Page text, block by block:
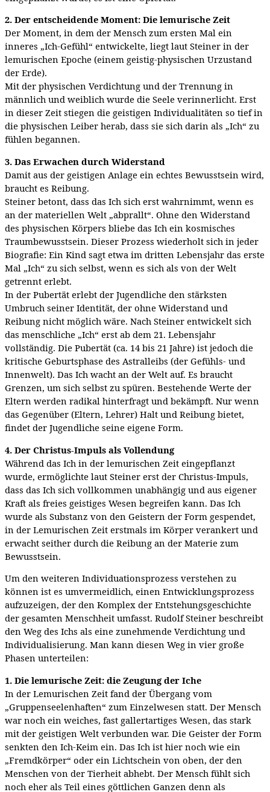
2. Der entscheidende Moment: Die lemurische Zeit
Der Moment, in dem der Mensch zum ersten Mal ein
inneres „Ich-Gefühl“ entwickelte, liegt laut Steiner in der
lemurischen Epoche (einem geistig-physischen Urzustand
der Erde).
Mit der physischen Verdichtung und der Trennung in
männlich und weiblich wurde die Seele verinnerlicht. Erst
in dieser Zeit stiegen die geistigen Individualitäten so tief in
die physischen Leiber herab, dass sie sich darin als „Ich“ zu
fühlen begannen.
3. Das Erwachen durch Widerstand
Damit aus der geistigen Anlage ein echtes Bewusstsein wird,
braucht es Reibung.
Steiner betont, dass das Ich sich erst wahrnimmt, wenn es
an der materiellen Welt „abprallt“. Ohne den Widerstand
des physischen Körpers bliebe das Ich ein kosmisches
Traumbewusstsein. Dieser Prozess wiederholt sich in jeder
Biografie: Ein Kind sagt etwa im dritten Lebensjahr das erste
Mal „Ich“ zu sich selbst, wenn es sich als von der Welt
getrennt erlebt.
In der Pubertät erlebt der Jugendliche den stärksten
Umbruch seiner Identität, der ohne Widerstand und
Reibung nicht möglich wäre. Nach Steiner entwickelt sich
das menschliche „Ich“ erst ab dem 21. Lebensjahr
vollständig. Die Pubertät (ca. 14 bis 21 Jahre) ist jedoch die
kritische Geburtsphase des Astralleibs (der Gefühls- und
Innenwelt). Das Ich wacht an der Welt auf. Es braucht
Grenzen, um sich selbst zu spüren. Bestehende Werte der
Eltern werden radikal hinterfragt und bekämpft. Nur wenn
das Gegenüber (Eltern, Lehrer) Halt und Reibung bietet,
findet der Jugendliche seine eigene Form.
4. Der Christus-Impuls als Vollendung
Während das Ich in der lemurischen Zeit eingepflanzt
wurde, ermöglichte laut Steiner erst der Christus-Impuls,
dass das Ich sich vollkommen unabhängig und aus eigener
Kraft als freies geistiges Wesen begreifen kann. Das Ich
wurde als Substanz von den Geistern der Form gespendet,
in der Lemurischen Zeit erstmals im Körper verankert und
erwacht seither durch die Reibung an der Materie zum
Bewusstsein.
Um den weiteren Individuationsprozess verstehen zu
können ist es umvermeidlich, einen Entwicklungsprozess
aufzuzeigen, der den Komplex der Entstehungsgeschichte
der gesamten Menschheit umfasst. Rudolf Steiner beschreibt
den Weg des Ichs als eine zunehmende Verdichtung und
Individualisierung. Man kann diesen Weg in vier große
Phasen unterteilen:
1. Die lemurische Zeit: die Zeugung der Iche
In der Lemurischen Zeit fand der Übergang vom
„Gruppenseelenhaften“ zum Einzelwesen statt. Der Mensch
war noch ein weiches, fast gallertartiges Wesen, das stark
mit der geistigen Welt verbunden war. Die Geister der Form
senkten den Ich-Keim ein. Das Ich ist hier noch wie ein
„Fremdkörper“ oder ein Lichtschein von oben, der den
Menschen von der Tierheit abhebt. Der Mensch fühlt sich
noch eher als Teil eines göttlichen Ganzen denn als